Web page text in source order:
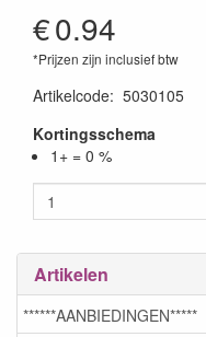
€0.94
*Prijzen zijn inclusief btw
Artikelcode: 5030105
Kortingsschema
1+ = 0 %
Artikelen
******AANBIEDINGEN*****